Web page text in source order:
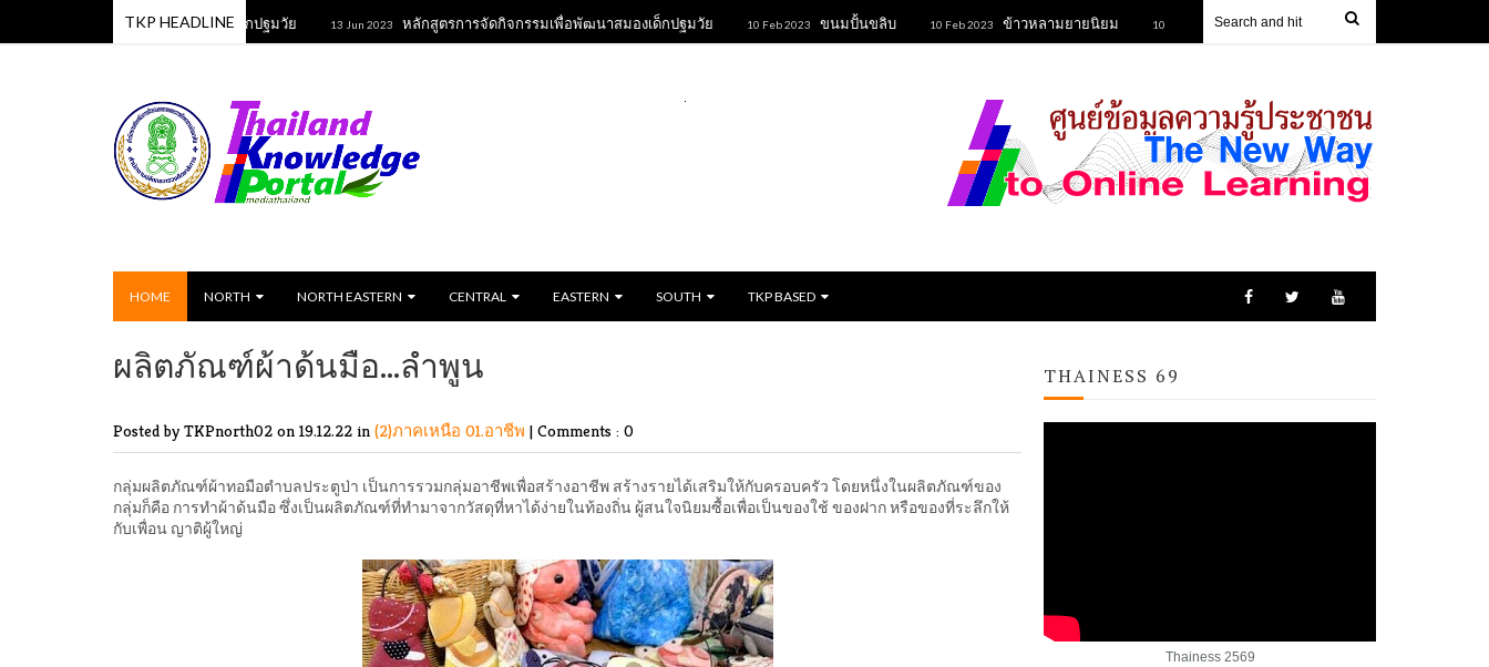
TKP HEADLINE
รรมเพื่อส่งเสริมพัฒนาการเด็กปฐมวัย 13 Jun 2023 หลักสูตรการจัดกิจกรรมเพื่อพัฒนาสมองเด็กปฐมวัย 10 Feb 2023 ขนมปั้นขลิบ 10 Feb 2023 ข้าวหลามยายนิยม 10 Feb 2023 ข้าวฮางกุดรัง 13 Jun 2023 หลักสูตรเพลงและกิจ
HOME NORTH NORTH EASTERN CENTRAL EASTERN SOUTH TKP BASED
ผลิตภัณฑ์ผ้าด้นมือ...ลำพูน
Posted by TKPnorth02 on 19.12.22 in (2)ภาคเหนือ 01.อาชีพ | Comments : 0
กลุ่มผลิตภัณฑ์ผ้าทอมือตำบลประตูป่า เป็นการรวมกลุ่มอาชีพเพื่อสร้างอาชีพ สร้างรายได้เสริมให้กับครอบครัว โดยหนึ่งในผลิตภัณฑ์ของ
กลุ่มก็คือ การทำผ้าด้นมือ ซึ่งเป็นผลิตภัณฑ์ที่ทำมาจากวัสดุที่หาได้ง่ายในท้องถิ่น ผู้สนใจนิยมซื้อเพื่อเป็นของใช้ ของฝาก หรือของที่ระลึกให้
กับเพื่อน ญาติผู้ใหญ่
THAINESS 69
Thainess 2569